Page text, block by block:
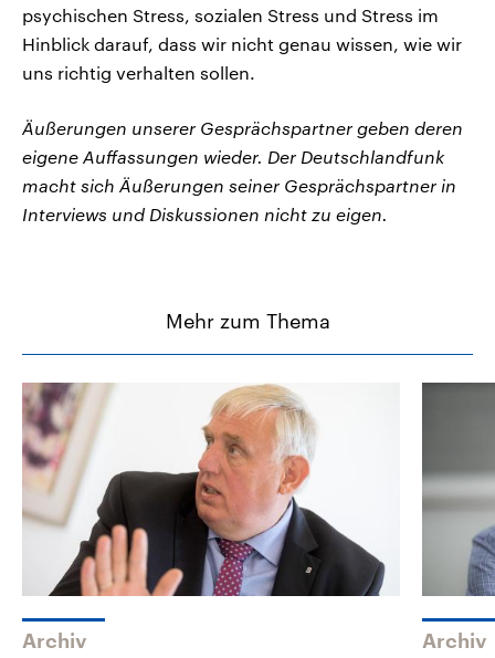
psychischen Stress, sozialen Stress und Stress im
Hinblick darauf, dass wir nicht genau wissen, wie wir
uns richtig verhalten sollen.
Äußerungen unserer Gesprächspartner geben deren
eigene Auffassungen wieder. Der Deutschlandfunk
macht sich Äußerungen seiner Gesprächspartner in
Interviews und Diskussionen nicht zu eigen.
Mehr zum Thema
Archiv Archiv